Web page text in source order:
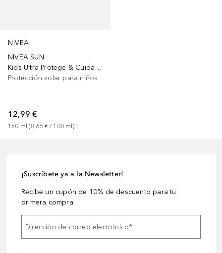
NIVEA
NIVEA SUN
Kids Ultra Protege & Cuida Fps 50+
Protección solar para niños
12,99 €
150 ml (8,66 € / 100 ml )
¡Suscríbete ya a la Newsletter!
Recibe un cupón de 10% de descuento para tu
primera compra
Dirección de correo electrónico*